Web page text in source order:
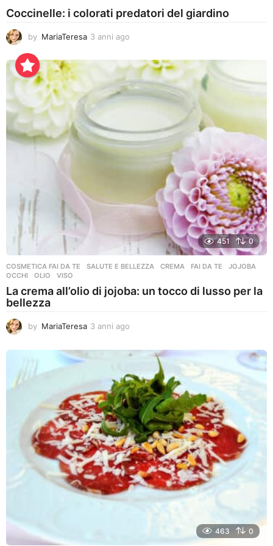
Coccinelle: i colorati predatori del giardino
by MariaTeresa 3 anni ago
n
451 0
COSMETICA FAI DA TE ,SALUTE E BELLEZZA CREMA ,FAI DA TE ,JOJOBA
OCCHI
,OLIO ,VISO
La crema all’olio di jojoba: un tocco di lusso per la
bellezza
by MariaTeresa 3 anni ago
n
i
a
g
o
463 0